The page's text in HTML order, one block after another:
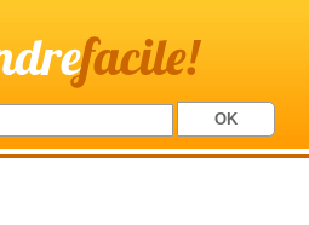
facile!